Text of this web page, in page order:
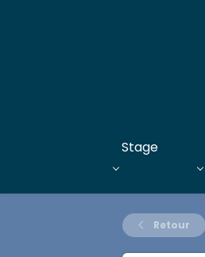
Stage
Retour